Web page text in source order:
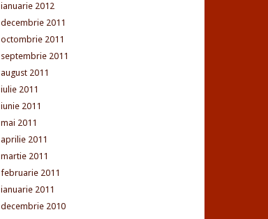
ianuarie 2012
decembrie 2011
octombrie 2011
septembrie 2011
august 2011
iulie 2011
iunie 2011
mai 2011
aprilie 2011
martie 2011
februarie 2011
ianuarie 2011
decembrie 2010